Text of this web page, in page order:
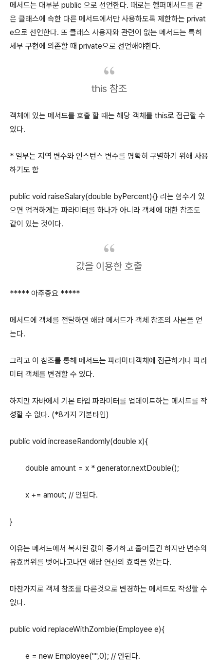
메서드는 대부분 public 으로 선언한다. 때로는 헬퍼메서드를 같
은 클래스에 속한 다른 메서드에서만 사용하도록 제한하는 privat
e으로 선언한다. 또 클래스 사용자와 관련이 없는 메서드는 특히
세부 구현에 의존할 때 private으로 선언해야한다.
this 참조
객체에 있는 메서드를 호출 할 때는 해당 객체를 this로 접근할 수
있다.
* 일부는 지역 변수와 인스턴스 변수를 명확히 구별하기 위해 사용
하기도 함
public void raiseSalary(double byPercent){} 라는 함수가 있
으면 엄격하게는 파라미터를 하나가 아니라 객체에 대한 참조도
같이 있는 것이다.
값을 이용한 호출
***** 아주중요 *****
메서드에 객체를 전달하면 해당 메서드가 객체 참조의 사본을 얻
는다.
그리고 이 참조를 통해 메서드는 파라미터객체에 접근하거나 파라
미터 객체를 변경할 수 있다.
하지만 자바에서 기본 타입 파라미터를 업데이트하는 메서드를 작
성할 수 없다. (*8가지 기본타입)
public void increaseRandomly(double x){
double amount = x * generator.nextDouble();
x += amout; // 안된다.
}
이유는 메서드에서 복사된 값이 증가하고 줄어들긴 하지만 변수의
유효범위를 벗어나고나면 해당 연산의 효력을 잃는다.
마찬가지로 객체 참조를 다른것으로 변경하는 메서드도 작성할 수
없다.
public void replaceWithZombie(Employee e){
e = new Employee("",0); // 안된다.